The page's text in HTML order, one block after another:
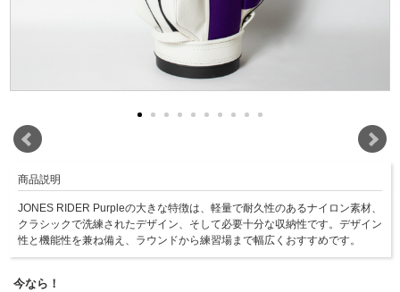
商品説明
JONES RIDER Purpleの大きな特徴は、軽量で耐久性のあるナイロン素材、
クラシックで洗練されたデザイン、そして必要十分な収納性です。デザイン
性と機能性を兼ね備え、ラウンドから練習場まで幅広くおすすめです。
今なら！